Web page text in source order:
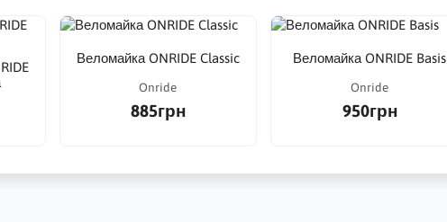
Веломайка ONRIDE Classic
Onride
885грн
Веломайка ONRIDE Basis
Onride
950грн